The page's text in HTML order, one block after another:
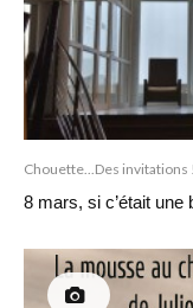
Chouette...Des invitations !
8 mars, si c’était